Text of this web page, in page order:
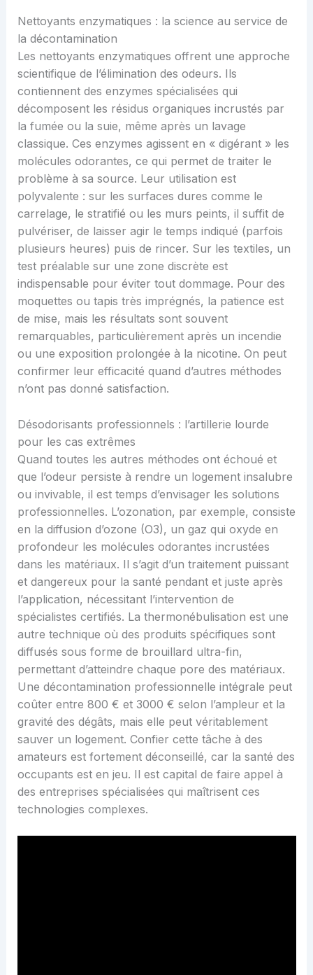
Nettoyants enzymatiques : la science au service de
la décontamination
Les nettoyants enzymatiques offrent une approche
scientifique de l’élimination des odeurs. Ils
contiennent des enzymes spécialisées qui
décomposent les résidus organiques incrustés par
la fumée ou la suie, même après un lavage
classique. Ces enzymes agissent en « digérant » les
molécules odorantes, ce qui permet de traiter le
problème à sa source. Leur utilisation est
polyvalente : sur les surfaces dures comme le
carrelage, le stratifié ou les murs peints, il suffit de
pulvériser, de laisser agir le temps indiqué (parfois
plusieurs heures) puis de rincer. Sur les textiles, un
test préalable sur une zone discrète est
indispensable pour éviter tout dommage. Pour des
moquettes ou tapis très imprégnés, la patience est
de mise, mais les résultats sont souvent
remarquables, particulièrement après un incendie
ou une exposition prolongée à la nicotine. On peut
confirmer leur efficacité quand d’autres méthodes
n’ont pas donné satisfaction.
Désodorisants professionnels : l’artillerie lourde
pour les cas extrêmes
Quand toutes les autres méthodes ont échoué et
que l’odeur persiste à rendre un logement insalubre
ou invivable, il est temps d’envisager les solutions
professionnelles. L’ozonation, par exemple, consiste
en la diffusion d’ozone (O3), un gaz qui oxyde en
profondeur les molécules odorantes incrustées
dans les matériaux. Il s’agit d’un traitement puissant
et dangereux pour la santé pendant et juste après
l’application, nécessitant l’intervention de
spécialistes certifiés. La thermonébulisation est une
autre technique où des produits spécifiques sont
diffusés sous forme de brouillard ultra-fin,
permettant d’atteindre chaque pore des matériaux.
Une décontamination professionnelle intégrale peut
coûter entre 800 € et 3000 € selon l’ampleur et la
gravité des dégâts, mais elle peut véritablement
sauver un logement. Confier cette tâche à des
amateurs est fortement déconseillé, car la santé des
occupants est en jeu. Il est capital de faire appel à
des entreprises spécialisées qui maîtrisent ces
technologies complexes.